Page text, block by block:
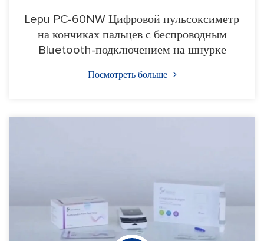
Lepu PC-60NW Цифровой пульсоксиметр
на кончиках пальцев с беспроводным
Bluetooth-подключением на шнурке
Посмотреть больше